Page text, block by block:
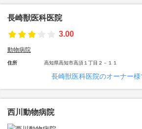
長崎獣医科医院
3.00
動物病院
住所 高知県高知市高須１丁目２－１１
長崎獣医科医院のオーナー様
西川動物病院